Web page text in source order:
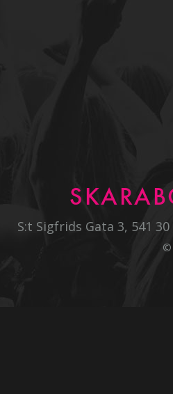
S:t Sigfrids Gata 3, 541
©